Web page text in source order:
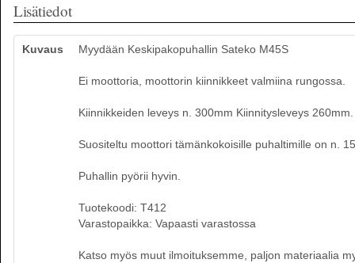
Lisätiedot
Kuvaus Myydään Keskipakopuhallin Sateko M45S
Ei moottoria, moottorin kiinnikkeet valmiina rungossa.
Kiinnikkeiden leveys n. 300mm Kiinnitysleveys 260mm.
Suositeltu moottori tämänkokoisille puhaltimille on n.
Puhallin pyörii hyvin.
Tuotekoodi: T412
Varastopaikka: Vapaasti varastossa
Katso myös muut ilmoituksemme, paljon materiaalia